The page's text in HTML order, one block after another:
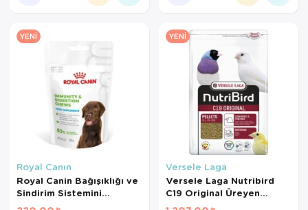
YENI
Royal Canın
Royal Canin Bağışıklığı ve
Sindirim Sistemini
Destekleyen Tamamlayıcı
YENI
Versele Laga
Versele Laga Nutribird
C19 Original Üreyen
Kanaryalar Ve Finçler İçin